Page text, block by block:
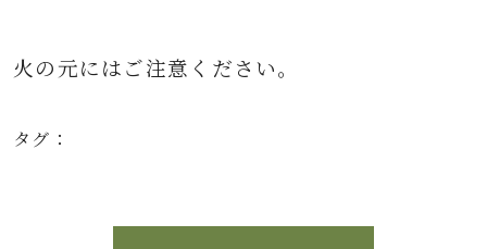
火の元にはご注意ください。
タグ：